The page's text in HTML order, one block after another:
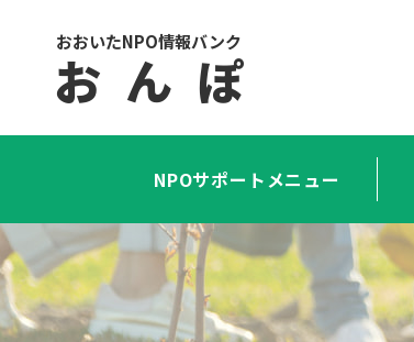
おおいたNPO情報バンク
お ん ぽ
NPOサポートメニュー